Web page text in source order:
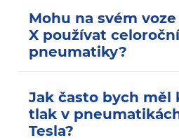
Mohu na svém
X používat celoroční
pneumatiky?
Jak často bych měl
tlak v
Tesla?